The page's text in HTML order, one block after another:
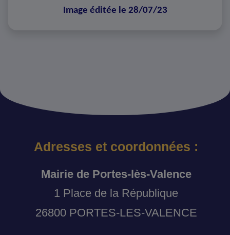
Image éditée le 28/07/23
Adresses et coordonnées :
Mairie de Portes-lès-Valence
1 Place de la République
26800 PORTES-LES-VALENCE